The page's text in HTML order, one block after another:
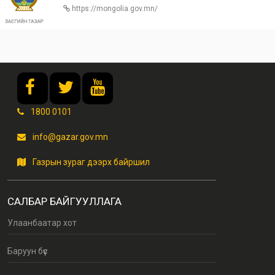
https://mongolia.gov.mn/
1800 0101
info@gazar.gov.mn
Газрын зураг дээрх байршил
САЛБАР БАЙГУУЛЛАГА
Улаанбаатар хот
Баруун бүс